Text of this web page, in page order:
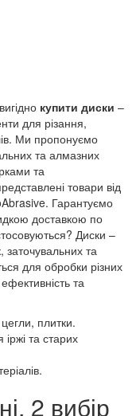
купити диски –
для різання,
Ми пропонуємо
та алмазних
та
товари від
Гарантуємо
доставкою по
Диски –
заточувальних та
для обробки різних
та
плитки.
та старих
2 вибір